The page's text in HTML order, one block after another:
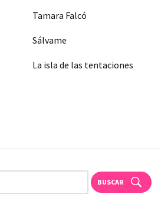
Tamara Falcó
Sálvame
La isla de las tentaciones
BUSCAR